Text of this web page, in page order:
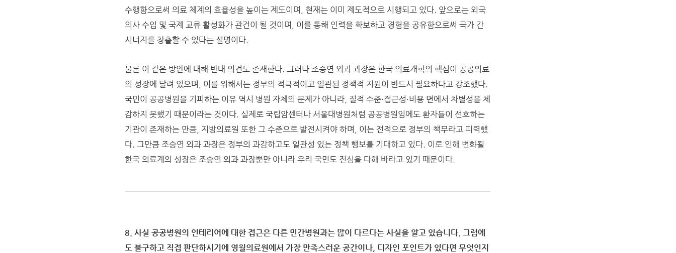
수행함으로써 의료 체계의 효율성을 높이는 제도이며, 현재는 이미 제도적으로 시행되고 있다. 앞으로는 외국
의사 수입 및 국제 교류 활성화가 관건이 될 것이며, 이를 통해 인력을 확보하고 경험을 공유함으로써 국가 간
시너지를 창출할 수 있다는 설명이다.
물론 이 같은 방안에 대해 반대 의견도 존재한다. 그러나 조승연 외과 과장은 한국 의료개혁의 핵심이 공공의료
의 성장에 달려 있으며, 이를 위해서는 정부의 적극적이고 일관된 정책적 지원이 반드시 필요하다고 강조했다.
국민이 공공병원을 기피하는 이유 역시 병원 자체의 문제가 아니라, 질적 수준·접근성·비용 면에서 차별성을 체
감하지 못했기 때문이라는 것이다. 실제로 국립암센터나 서울대병원처럼 공공병원임에도 환자들이 선호하는
기관이 존재하는 만큼, 지방의료원 또한 그 수준으로 발전시켜야 하며, 이는 전적으로 정부의 책무라고 피력했
다. 그만큼 조승연 외과 과장은 정부의 과감하고도 일관성 있는 정책 행보를 기대하고 있다. 이로 인해 변화될
한국 의료계의 성장은 조승연 외과 과장뿐만 아니라 우리 국민도 진심을 다해 바라고 있기 때문이다.
8. 사실 공공병원의 인테리어에 대한 접근은 다른 민간병원과는 많이 다르다는 사실을 알고 있습니다. 그럼에
도 불구하고 직접 판단하시기에 영월의료원에서 가장 만족스러운 공간이나, 디자인 포인트가 있다면 무엇인지